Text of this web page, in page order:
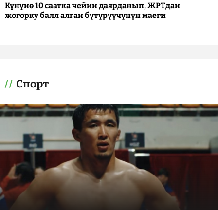
Күнүнө 10 саатка чейин даярданып, ЖРТдан
жогорку балл алган бүтүрүүчүнүн маеги
Спорт